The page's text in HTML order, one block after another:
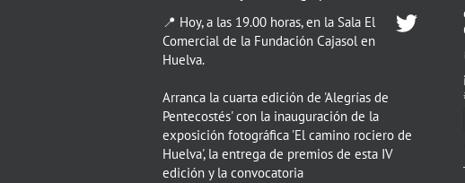
📍 Hoy, a las 19.00 horas, en la Sala El
Comercial de la Fundación Cajasol en
Huelva.
Arranca la cuarta edición de 'Alegrías de
Pentecostés' con la inauguración de la
exposición fotográfica 'El camino rociero de
Huelva', la entrega de premios de esta IV
edición y la convocatoria